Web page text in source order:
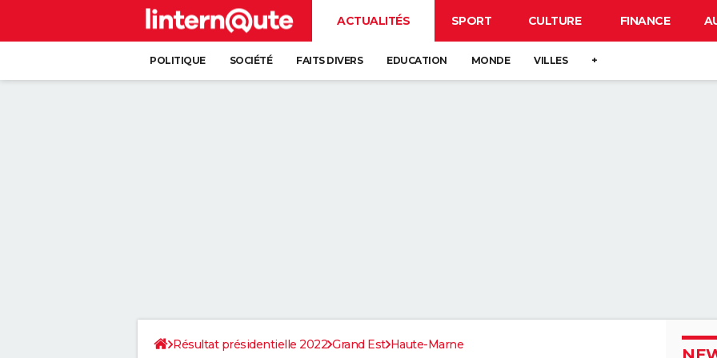
ACTUALITÉS SPORT CULTURE FINANCE
POLITIQUE SOCIÉTÉ FAITS DIVERS EDUCATION MONDE VILLES +
Résultat présidentielle 2022 Grand Est Haute-Marne